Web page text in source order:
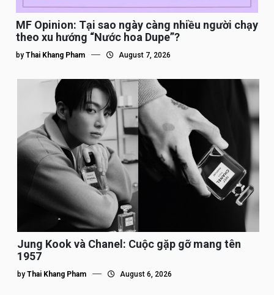
MF Opinion: Tại sao ngày càng nhiều người chạy
theo xu hướng “Nước hoa Dupe”?
by Thai Khang Pham August 7, 2026
Jung Kook và Chanel: Cuộc gặp gỡ mang tên
1957
by Thai Khang Pham August 6, 2026